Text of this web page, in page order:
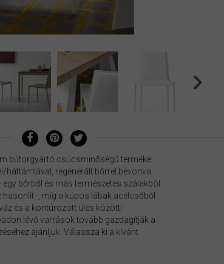
bútorgyártó csúcsminőségű terméke.
háttámlával, regenerált bőrrel bevonva.
bőrből és más természetes szálakból
-, míg a kúpos lábak acélcsőből
és a kontúrozott ülés közötti
lévő varrások tovább gazdagítják a
ajánljuk. Válassza ki a kívánt